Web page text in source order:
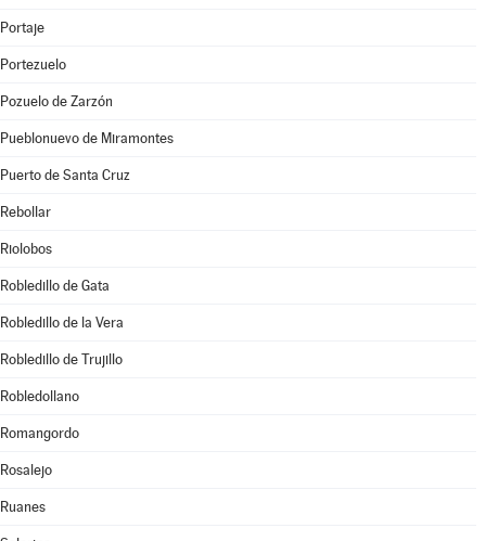
Portaje
Portezuelo
Pozuelo de Zarzón
Pueblonuevo de Miramontes
Puerto de Santa Cruz
Rebollar
Riolobos
Robledillo de Gata
Robledillo de la Vera
Robledillo de Trujillo
Robledollano
Romangordo
Rosalejo
Ruanes